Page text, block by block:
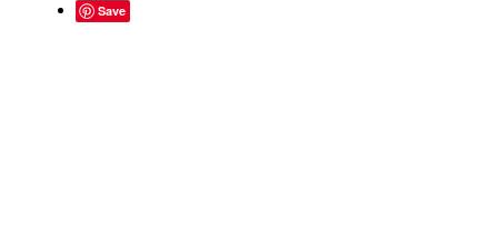
Save